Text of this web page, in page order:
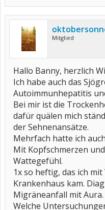
Mitglied
Hallo Banny, herzlich
Ich habe auch das
Autoimmunhepatitis
Bei mir ist die
dafür quälen mich
der Sehnenansätze.
Mehrfach hatte ich
Mit Kopfschmerzen
Wattegefühl.
1x so heftig, das ich
Krankenhaus kam.
Migräneanfall mit Aura.
Welche